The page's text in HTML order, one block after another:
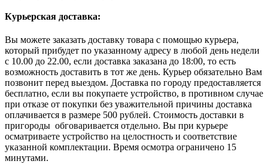
Курьерская доставка:
Вы можете заказать доставку товара с помощью курьера,
который прибудет по указанному адресу в любой день недели
с 10.00 до 22.00, если доставка заказана до 18:00, то есть
возможность доставить в тот же день. Курьер обязательно Вам
позвонит перед выездом. Доставка по городу предоставляется
бесплатно, если вы покупаете устройство, в противном случае
при отказе от покупки без уважительной причины доставка
оплачивается в размере 500 рублей. Стоимость доставки в
пригороды обговаривается отдельно. Вы при курьере
осматриваете устройство на целостность и соответствие
указанной комплектации. Время осмотра ограничено 15
минутами.